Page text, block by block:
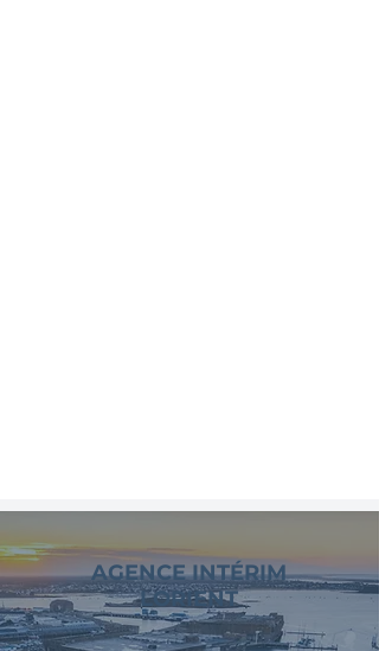
AGENCE INTÉRIM
LORIENT